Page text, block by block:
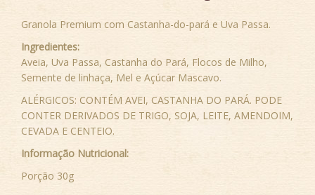
Granola Premium com Castanha-do-pará e Uva Passa.
Ingredientes:
Aveia, Uva Passa, Castanha do Pará, Flocos de Milho,
Semente de linhaça, Mel e Açúcar Mascavo.
ALÉRGICOS: CONTÉM AVEI, CASTANHA DO PARÁ. PODE
CONTER DERIVADOS DE TRIGO, SOJA, LEITE, AMENDOIM,
CEVADA E CENTEIO.
Informação Nutricional:
Porção 30g